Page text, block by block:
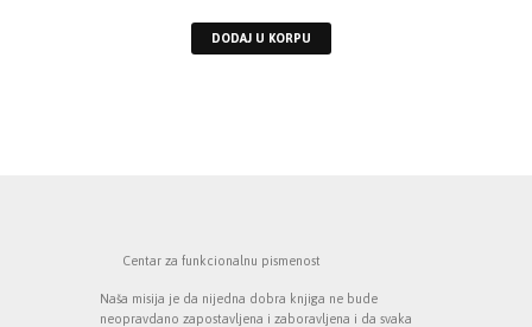
DODAJ U KORPU
Centar za funkcionalnu pismenost
Naša misija je da nijedna dobra knjiga ne bude
neopravdano zapostavljena i zaboravljena i da svaka